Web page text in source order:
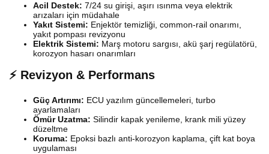
Acil Destek: 7/24 su girişi, aşırı ısınma veya elektrik
arızaları için müdahale
Yakıt Sistemi: Enjektör temizliği, common-rail onarımı,
yakıt pompası revizyonu
Elektrik Sistemi: Marş motoru sargısı, akü şarj regülatörü,
korozyon hasarı onarımları
⚡ Revizyon & Performans
Güç Artırımı: ECU yazılım güncellemeleri, turbo
ayarlamaları
Ömür Uzatma: Silindir kapak yenileme, krank mili yüzey
düzeltme
Koruma: Epoksi bazlı anti-korozyon kaplama, çift kat boya
uygulaması